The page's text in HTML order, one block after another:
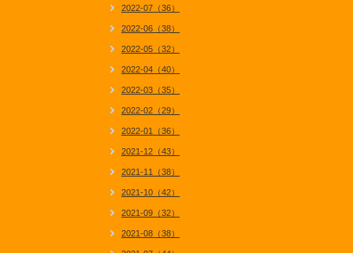
2022-07（36）
2022-06（38）
2022-05（32）
2022-04（40）
2022-03（35）
2022-02（29）
2022-01（36）
2021-12（43）
2021-11（38）
2021-10（42）
2021-09（32）
2021-08（38）